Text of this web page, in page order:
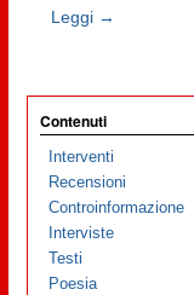
Leggi →
Contenuti
Interventi
Recensioni
Controinformazione
Interviste
Testi
Poesia